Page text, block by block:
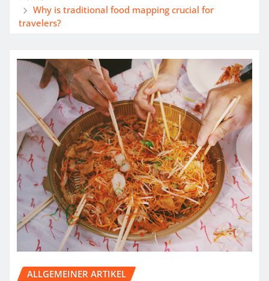
Why is traditional food mapping crucial for
travelers?
ALLGEMEINER ARTIKEL